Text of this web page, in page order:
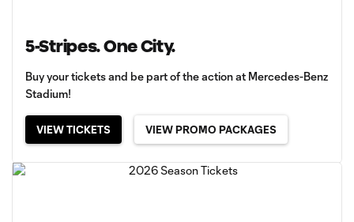
5-Stripes. One City.
Buy your tickets and be part of the action at Mercedes-Benz
Stadium!
VIEW TICKETS VIEW PROMO PACKAGES